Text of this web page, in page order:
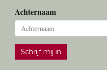
Achternaam
Schrijf mij in